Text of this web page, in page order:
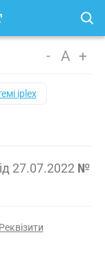
- A +
iplex
27.07.2022 №
Реквізити